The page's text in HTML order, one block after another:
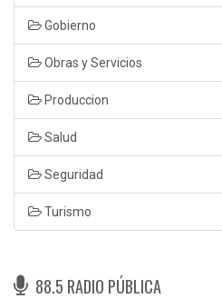
Gobierno
Obras y Servicios
Produccion
Salud
Seguridad
Turismo
88.5 RADIO PÚBLICA